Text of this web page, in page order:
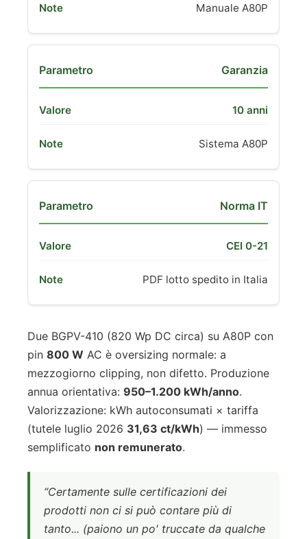
Manuale A80P
Garanzia
10 anni
Sistema A80P
Norma IT
CEI 0-21
PDF lotto spedito in Italia
Due BGPV-410 (820 Wp DC circa) su A80P con
pin 800 W AC è oversizing normale: a
mezzogiorno clipping, non difetto. Produzione
annua orientativa: 950–1.200 kWh/anno.
Valorizzazione: kWh autoconsumati × tariffa
(tutele luglio 2026 31,63 ct/kWh) — immesso
semplificato non remunerato.
“Certamente sulle certificazioni dei
prodotti non ci si può contare più di
tanto... (paiono un po' truccate da qualche